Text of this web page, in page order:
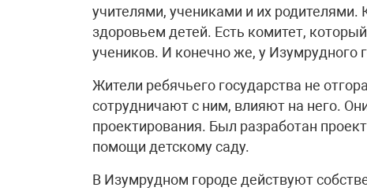
учителями, учениками и их родителями.
здоровьем детей. Есть комитет,
учеников. И конечно же, у Изумрудного
Жители ребячьего государства не
сотрудничают с ним, влияют на него.
проектирования. Был разработан
помощи детскому саду.
В Изумрудном городе действуют